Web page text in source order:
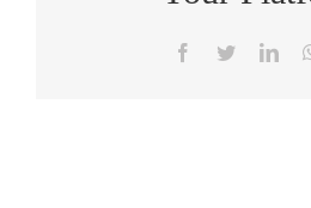
Facebook
Twitter